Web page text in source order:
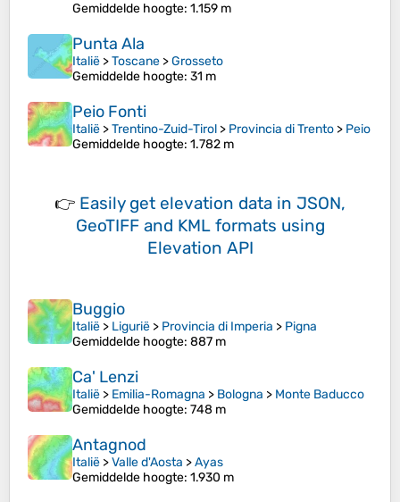
Gemiddelde hoogte: 1.159 m
Punta Ala
Italië >Toscane >Grosseto
Gemiddelde hoogte: 31 m
Peio Fonti
Italië >Trentino-Zuid-Tirol > Provincia di Trento > Peio
Gemiddelde hoogte: 1.782 m
👉 Easily get elevation data in JSON,
GeoTIFF and KML formats using
Elevation API
Buggio
Italië > Ligurië > Provincia di Imperia > Pigna
Gemiddelde hoogte: 887 m
Ca' Lenzi
Italië > Emilia-Romagna > Bologna > Monte Baducco
Gemiddelde hoogte: 748 m
Antagnod
Italië >Valle d'Aosta >Ayas
Gemiddelde hoogte: 1.930 m